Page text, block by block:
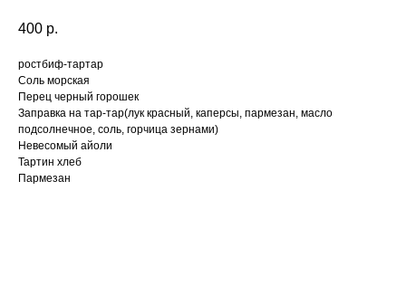
400 р.
ростбиф-тартар
Соль морская
Перец черный горошек
Заправка на тар-тар(лук красный, каперсы, пармезан, масло
подсолнечное, соль, горчица зернами)
Невесомый айоли
Тартин хлеб
Пармезан